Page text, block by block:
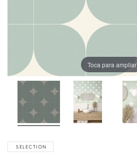
Toca para ampliar
SELECTION